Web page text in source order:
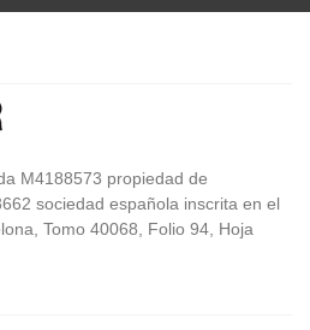
M4188573 propiedad de
sociedad española inscrita en el
Tomo 40068, Folio 94, Hoja